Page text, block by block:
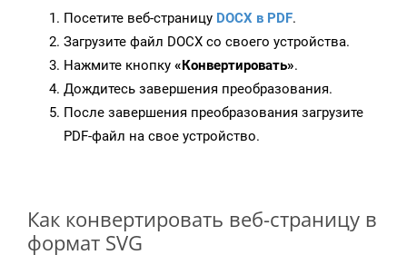
Посетите веб-страницу DOCX в PDF.
Загрузите файл DOCX со своего устройства.
Нажмите кнопку «Конвертировать».
Дождитесь завершения преобразования.
После завершения преобразования загрузите
PDF-файл на свое устройство.
Как конвертировать веб-страницу в
формат SVG